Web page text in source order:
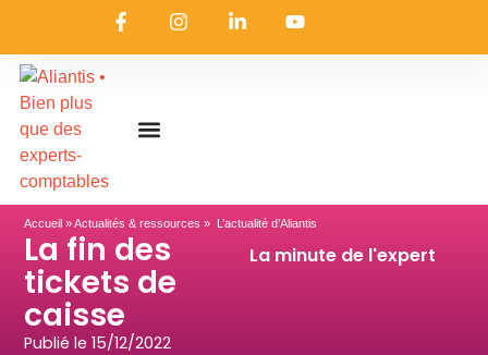
Accueil »Actualités & ressources » L’actualité d’Aliantis
La fin des
tickets de
caisse
Publié le15/12/2022
La minute de l'expert